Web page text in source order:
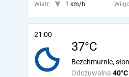
Wiatr:
1 km/h
21:00
37°C
Odczuwalna 40°C
Bezchmurnie,